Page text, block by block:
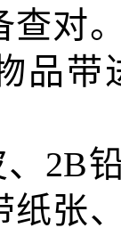
查对
品
2B
纸张